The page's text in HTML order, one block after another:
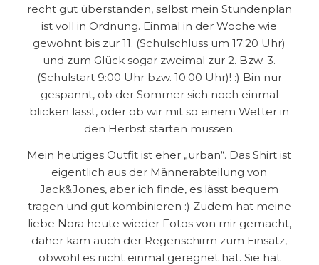
recht gut überstanden, selbst mein Stundenplan
ist voll in Ordnung. Einmal in der Woche wie
gewohnt bis zur 11. (Schulschluss um 17:20 Uhr)
und zum Glück sogar zweimal zur 2. Bzw. 3.
(Schulstart 9:00 Uhr bzw. 10:00 Uhr)! :) Bin nur
gespannt, ob der Sommer sich noch einmal
blicken lässt, oder ob wir mit so einem Wetter in
den Herbst starten müssen.
Mein heutiges Outfit ist eher „urban“. Das Shirt ist
eigentlich aus der Männerabteilung von
Jack&Jones, aber ich finde, es lässt bequem
tragen und gut kombinieren :) Zudem hat meine
liebe Nora heute wieder Fotos von mir gemacht,
daher kam auch der Regenschirm zum Einsatz,
obwohl es nicht einmal geregnet hat. Sie hat